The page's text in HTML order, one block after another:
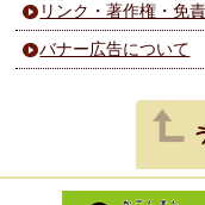
リンク・著作権・免
バナー広告について